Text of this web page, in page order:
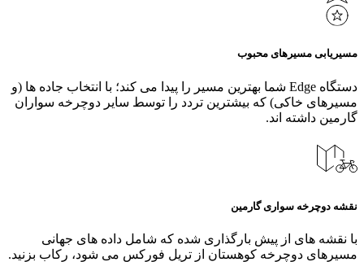
مسیر‌یابی مسیرهای محبوب
دستگاه Edge شما بهترین مسیر را پیدا می‌ کند؛ با انتخاب جاده‌ ها (و
مسیرهای خاکی) که بیشترین تردد را توسط سایر دوچرخه‌ سواران
گارمین داشته‌ اند.
نقشه دوچرخه‌ سواری گارمین
با نقشه‌ های از پیش بارگذاری شده که شامل داده‌ های جهانی
مسیرهای دوچرخه‌ کوهستان از تریل فورکس می‌ شود، رکاب بزنید.